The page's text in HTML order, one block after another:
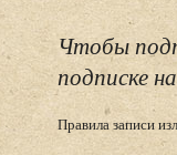
Чтобы
подписке
Правила записи